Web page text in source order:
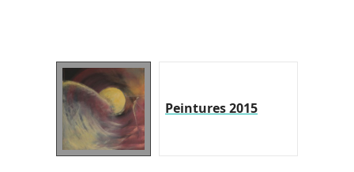
Peintures 2015